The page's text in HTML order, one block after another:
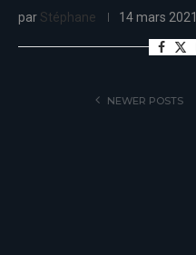
par Stéphane 14 mars 2021
NEWER POSTS